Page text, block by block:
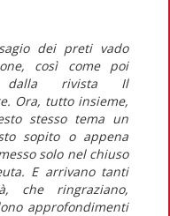
dei preti vado
così come poi
dalla rivista Il
Ora, tutto insieme,
stesso tema un
sopito o appena
solo nel chiuso
E arrivano tanti
che ringraziano,
approfondimenti